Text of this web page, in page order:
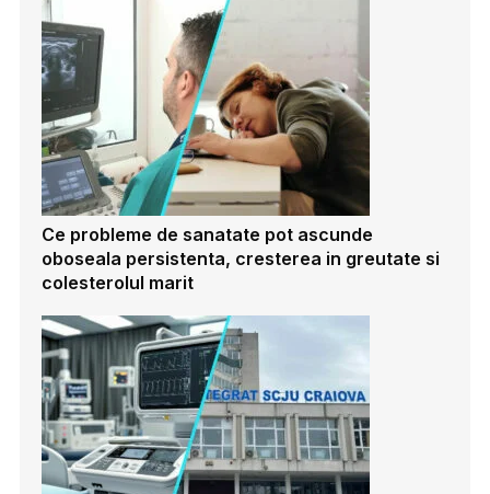
Ce probleme de sanatate pot ascunde
oboseala persistenta, cresterea in greutate si
colesterolul marit